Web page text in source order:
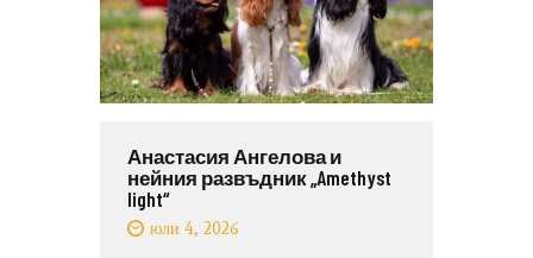
Анастасия Ангелова и
нейния развъдник „Amethyst
light“
юли 4, 2026